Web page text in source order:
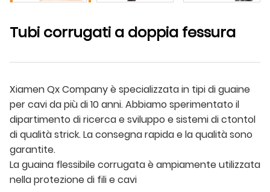
Tubi corrugati a doppia fessura
Xiamen Qx Company è specializzata in tipi di guaine
per cavi da più di 10 anni. Abbiamo sperimentato il
dipartimento di ricerca e sviluppo e sistemi di ctontol
di qualità strick. La consegna rapida e la qualità sono
garantite.
La guaina flessibile corrugata è ampiamente utilizzata
nella protezione di fili e cavi